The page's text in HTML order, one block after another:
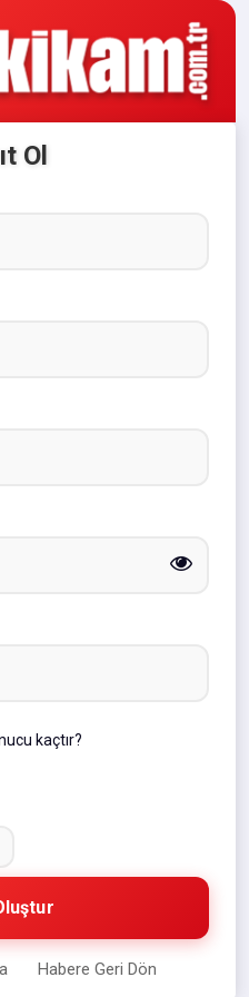
Ol
kaçtır?
Habere Geri Dön